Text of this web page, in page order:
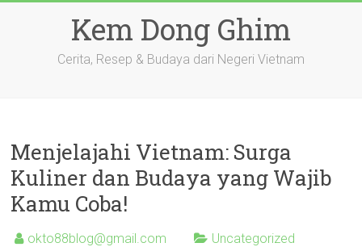
Kem Dong Ghim
Cerita, Resep & Budaya dari Negeri Vietnam
Menjelajahi Vietnam: Surga
Kuliner dan Budaya yang Wajib
Kamu Coba!
okto88blog@gmail.com Uncategorized